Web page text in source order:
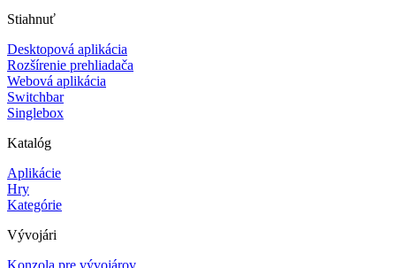
Stiahnuť
Desktopová aplikácia
Rozšírenie prehliadača
Webová aplikácia
Switchbar
Singlebox
Katalóg
Aplikácie
Hry
Kategórie
Vývojári
Konzola pre vývojárov